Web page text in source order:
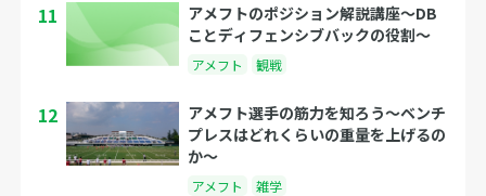
11
アメフトのポジション解説講座〜DB
ことディフェンシブバックの役割〜
アメフト 観戦
12
アメフト選手の筋力を知ろう〜ベンチ
プレスはどれくらいの重量を上げるの
か〜
アメフト 雑学